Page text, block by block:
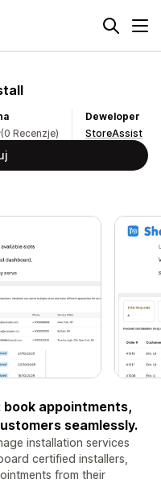
(0 Recenzje)
Deweloper
StoreAssist
appointments,
seamlessly.
installation services
certified installers,
from their